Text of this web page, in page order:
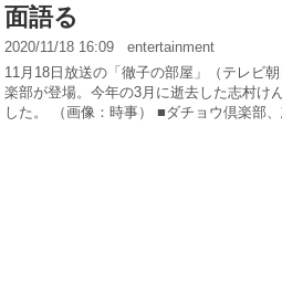
面語る
2020/11/18 16:09
entertainment
11月18日放送の「徹子の部屋」（テレビ
楽部が登場。今年の3月に逝去した志村け
した。 （画像：時事） ■ダチョウ倶楽部